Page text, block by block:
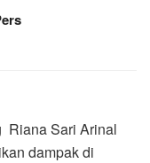
Riana Sari Arinal
dampak di